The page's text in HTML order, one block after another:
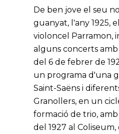
De ben jove el seu
guanyat, l'any 1925,
violoncel Parramon,
alguns concerts amb
del 6 de febrer de
un programa d'una
Saint-Saëns i
Granollers, en un
formació de trio,
del 1927 al